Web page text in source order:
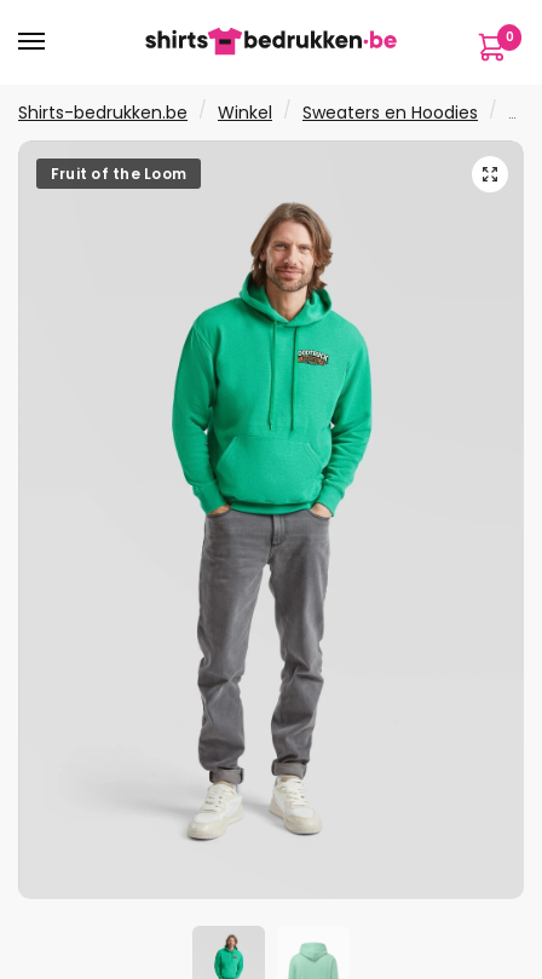
naar
naar
inhoud
0
Shirts-bedrukken.be / Winkel / Sweaters en Hoodies /
🔍
Fruit of the Loom